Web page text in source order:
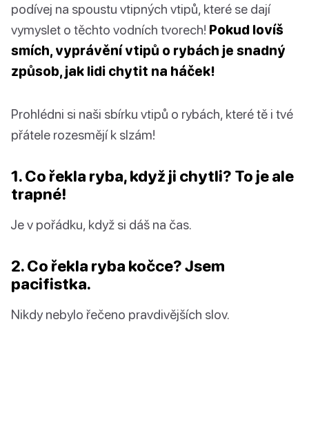
podívej na spoustu vtipných vtipů, které se dají
vymyslet o těchto vodních tvorech! Pokud lovíš
smích, vyprávění vtipů o rybách je snadný
způsob, jak lidi chytit na háček!
Prohlédni si naši sbírku vtipů o rybách, které tě i tvé
přátele rozesmějí k slzám!
1. Co řekla ryba, když ji chytli? To je ale
trapné!
Je v pořádku, když si dáš na čas.
2. Co řekla ryba kočce? Jsem
pacifistka.
Nikdy nebylo řečeno pravdivějších slov.